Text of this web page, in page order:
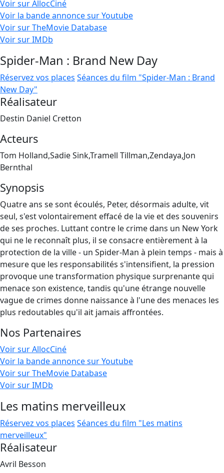
Voir sur AllocCiné
Voir la bande annonce sur Youtube
Voir sur TheMovie Database
Voir sur IMDb
Spider-Man : Brand New Day
Réservez vos places Séances du film "Spider-Man : Brand
New Day"
Réalisateur
Destin Daniel Cretton
Acteurs
Tom Holland,Sadie Sink,Tramell Tillman,Zendaya,Jon
Bernthal
Synopsis
Quatre ans se sont écoulés, Peter, désormais adulte, vit
seul, s'est volontairement effacé de la vie et des souvenirs
de ses proches. Luttant contre le crime dans un New York
qui ne le reconnaît plus, il se consacre entièrement à la
protection de la ville - un Spider-Man à plein temps - mais à
mesure que les responsabilités s'intensifient, la pression
provoque une transformation physique surprenante qui
menace son existence, tandis qu'une étrange nouvelle
vague de crimes donne naissance à l'une des menaces les
plus redoutables qu'il ait jamais affrontées.
Nos Partenaires
Voir sur AllocCiné
Voir la bande annonce sur Youtube
Voir sur TheMovie Database
Voir sur IMDb
Les matins merveilleux
Réservez vos places Séances du film "Les matins
merveilleux"
Réalisateur
Avril Besson